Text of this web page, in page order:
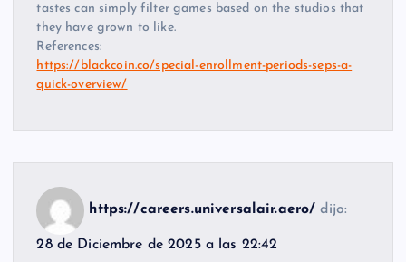
tastes can simply filter games based on the studios that
they have grown to like.
References:
https://blackcoin.co/special-enrollment-periods-seps-a-
quick-overview/
https://careers.universalair.aero/ dijo:
28 de Diciembre de 2025 a las 22:42